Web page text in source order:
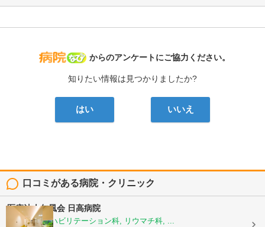
病院なび
からのアンケートにご協力ください。
知りたい情報は見つかりましたか?
はい いいえ
口コミがある病院・クリニック
医療法人仁風会 日高病院
整形外科, リハビリテーション科, リウマチ科, ...